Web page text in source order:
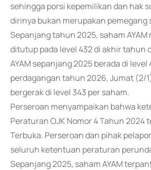
sehingga porsi kepemilikan dan hak
dirinya bukan merupakan pemegang
Sepanjang tahun 2025, saham
ditutup pada level 432 di akhir tahun
AYAM sepanjang 2025 berada di
perdagangan tahun 2026, Jumat (2/
bergerak di level 343 per saham.
Perseroan menyampaikan bahwa
Peraturan OJK Nomor 4 Tahun
Terbuka. Perseroan dan pihak
seluruh ketentuan peraturan
Sepanjang 2025, saham AYAM